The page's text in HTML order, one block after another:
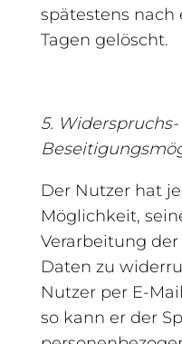
spätestens nach
Tagen gelöscht.
5.
Der Nutzer hat
Möglichkeit,
Verarbeitung
Daten zu
Nutzer per E-
so kann er der